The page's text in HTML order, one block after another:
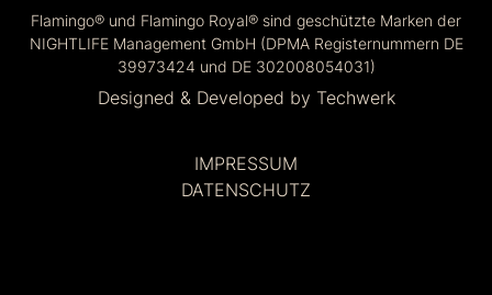
Flamingo® und Flamingo Royal® sind geschützte Marken der
NIGHTLIFE Management GmbH (DPMA Registernummern DE
39973424 und DE 302008054031)
Designed & Developed by Techwerk
IMPRESSUM
DATENSCHUTZ